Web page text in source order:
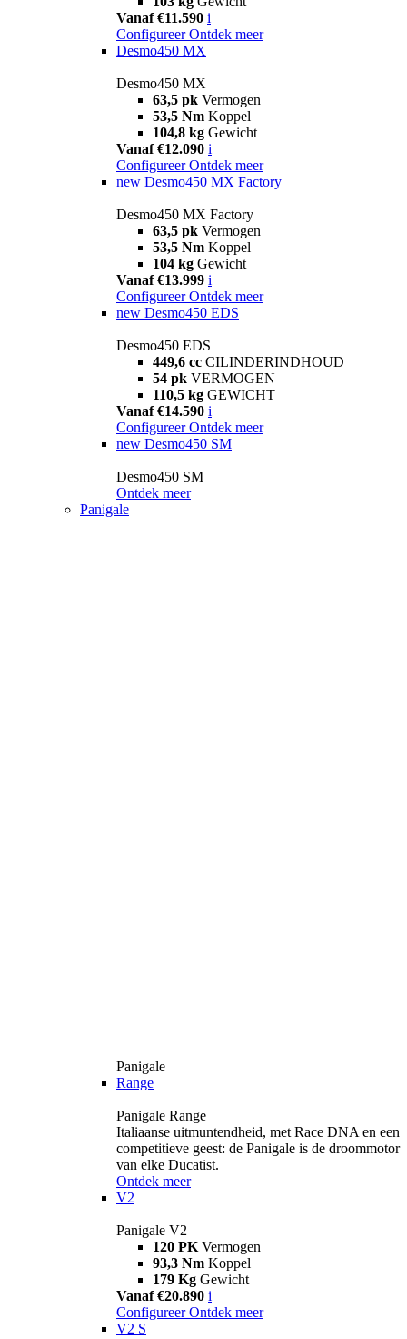
Vanaf €11.590 i
Configureer Ontdek meer
Desmo450 MX
Desmo450 MX
63,5 pk Vermogen
53,5 Nm Koppel
104,8 kg Gewicht
Vanaf €12.090 i
Configureer Ontdek meer
new Desmo450 MX Factory
Desmo450 MX Factory
63,5 pk Vermogen
53,5 Nm Koppel
104 kg Gewicht
Vanaf €13.999 i
Configureer Ontdek meer
new Desmo450 EDS
Desmo450 EDS
449,6 cc CILINDERINDHOUD
54 pk VERMOGEN
110,5 kg GEWICHT
Vanaf €14.590 i
Configureer Ontdek meer
new Desmo450 SM
Desmo450 SM
Ontdek meer
Panigale
Panigale
Range
Panigale Range
Italiaanse uitmuntendheid, met Race DNA en een
competitieve geest: de Panigale is de droommotor
van elke Ducatist.
Ontdek meer
V2
Panigale V2
120 PK Vermogen
93,3 Nm Koppel
179 Kg Gewicht
Vanaf €20.890 i
Configureer Ontdek meer
V2 S